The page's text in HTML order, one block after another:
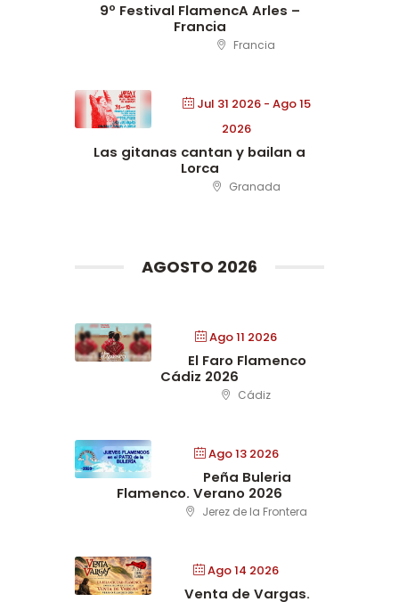
9º Festival FlamencA Arles –
Francia
Francia
Jul 31 2026 - Ago 15
2026
Las gitanas cantan y bailan a
Lorca
Granada
AGOSTO 2026
Ago 11 2026
El Faro Flamenco
Cádiz 2026
Cádiz
Ago 13 2026
Peña Buleria
Flamenco. Verano 2026
Jerez de la Frontera
Ago 14 2026
Venta de Vargas.